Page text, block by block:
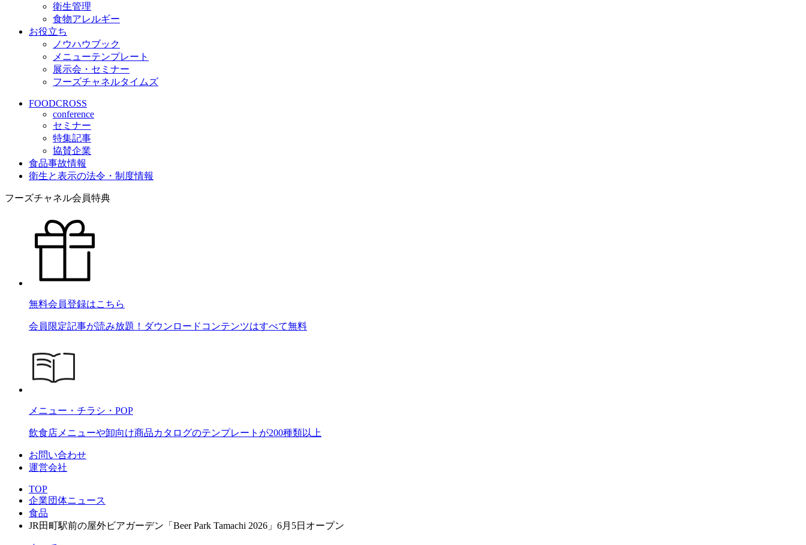
衛生管理
食物アレルギー
お役立ち
ノウハウブック
メニューテンプレート
展示会・セミナー
フーズチャネルタイムズ
FOODCROSS
conference
セミナー
特集記事
協賛企業
食品事故情報
衛生と表示の法令・制度情報
フーズチャネル会員特典
無料会員登録はこちら
会員限定記事が読み放題！ダウンロードコンテンツはすべて無料
メニュー・チラシ・POP
飲食店メニューや卸向け商品カタログのテンプレートが200種類以上
お問い合わせ
運営会社
TOP
企業団体ニュース
食品
JR田町駅前の屋外ビアガーデン「Beer Park Tamachi 2026」6月5日オープン